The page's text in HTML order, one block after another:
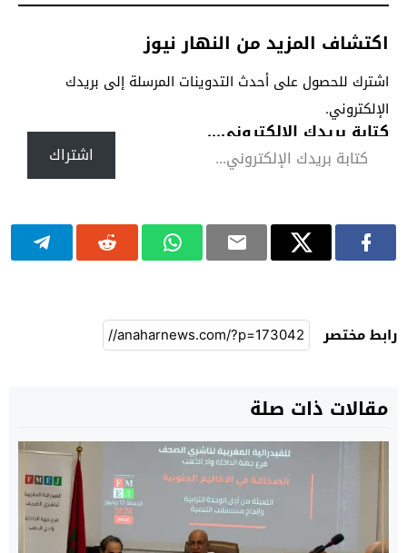
اكتشاف المزيد من النهار نيوز
اشترك للحصول على أحدث التدوينات المرسلة إلى بريدك
الإلكتروني.
كتابة بريدك الإلكتروني...
اشتراك
رابط مختصر
مقالات ذات صلة